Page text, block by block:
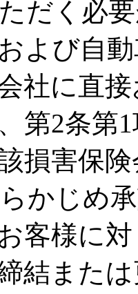
だく必
よび自
社に直
第2条第
損害保
かじめ
客様に
結また